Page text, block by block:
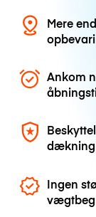
Mere
Ankom
Ingen